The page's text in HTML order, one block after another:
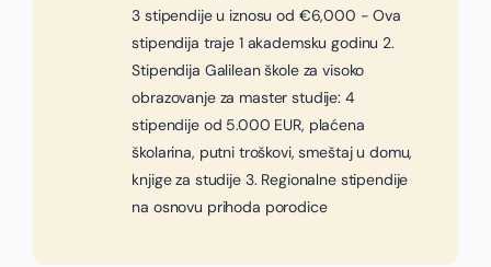
3 stipendije u iznosu od €6,000 - Ova
stipendija traje 1 akademsku godinu 2.
Stipendija Galilean škole za visoko
obrazovanje za master studije: 4
stipendije od 5.000 EUR, plaćena
školarina, putni troškovi, smeštaj u domu,
knjige za studije 3. Regionalne stipendije
na osnovu prihoda porodice